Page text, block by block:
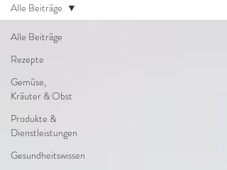
Alle Beiträge
Rezepte
Gemüse,
Kräuter & Obst
Produkte &
Dienstleistungen
Gesundheitswissen
Alle Beiträge